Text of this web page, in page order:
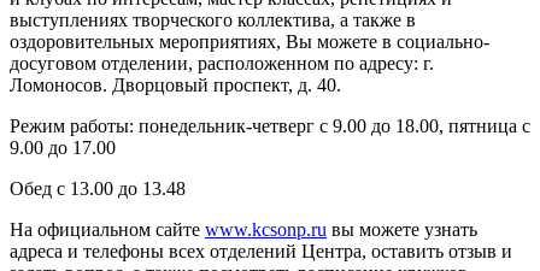
выступлениях творческого коллектива, а также в
оздоровительных мероприятиях, Вы можете в социально-
досуговом отделении, расположенном по адресу: г.
Ломоносов. Дворцовый проспект, д. 40.
Режим работы: понедельник-четверг с 9.00 до 18.00, пятница с
9.00 до 17.00
Обед с 13.00 до 13.48
На официальном сайте www.kcsonp.ru вы можете узнать
адреса и телефоны всех отделений Центра, оставить отзыв и